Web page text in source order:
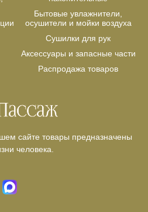
Бытовые увлажнители,
осушители и мойки воздуха
Сушилки для рук
Аксессуары и запасные части
Распродажа товаров
сайте товары предназначены
человека.